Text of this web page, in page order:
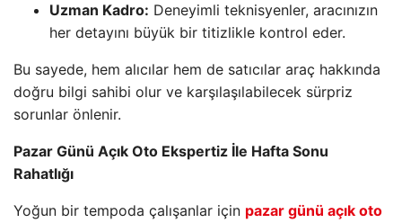
Uzman Kadro: Deneyimli teknisyenler, aracınızın
her detayını büyük bir titizlikle kontrol eder.
Bu sayede, hem alıcılar hem de satıcılar araç hakkında
doğru bilgi sahibi olur ve karşılaşılabilecek sürpriz
sorunlar önlenir.
Pazar Günü Açık Oto Ekspertiz İle Hafta Sonu
Rahatlığı
Yoğun bir tempoda çalışanlar için pazar günü açık oto